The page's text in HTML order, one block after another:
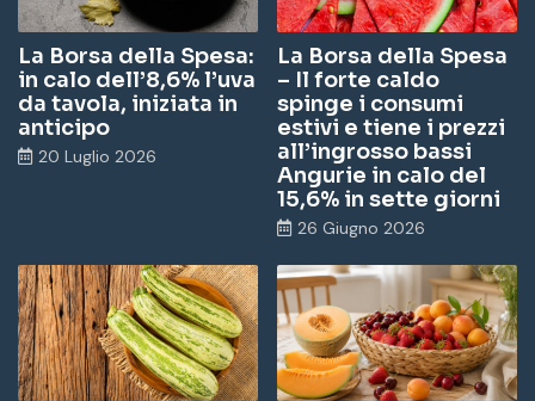
La Borsa della Spesa:
in calo dell’8,6% l’uva
da tavola, iniziata in
anticipo
20 Luglio 2026
La Borsa della Spesa
– Il forte caldo
spinge i consumi
estivi e tiene i prezzi
all’ingrosso bassi
Angurie in calo del
15,6% in sette giorni
26 Giugno 2026